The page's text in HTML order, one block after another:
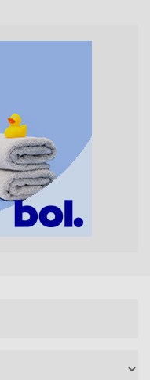
Nailart,
Bruidsnagels en
filteren met
en u vindt
oost, zuid, west